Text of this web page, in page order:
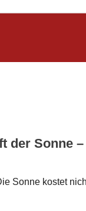
der Sonne
Sonne kostet